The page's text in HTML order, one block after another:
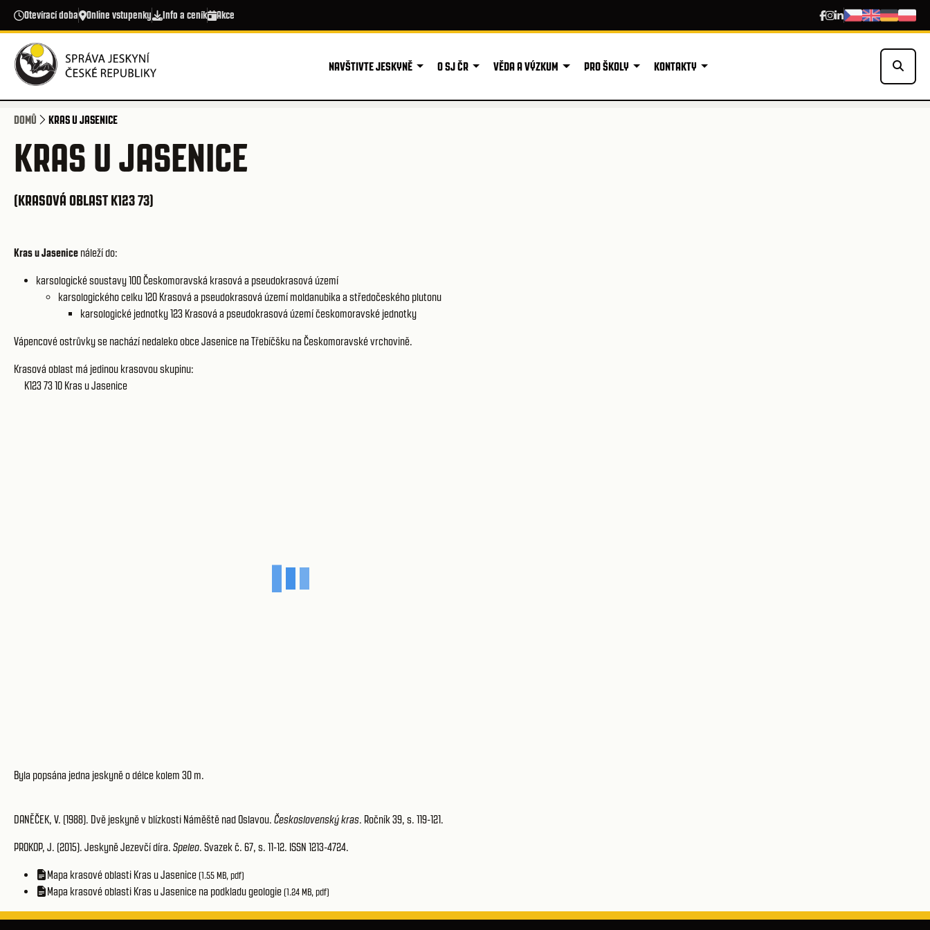
Přejít k hlavnímu obsahu
Otevírací doba Online vstupenky Info a ceník Akce
NAVŠTIVTE JESKYNĚ O SJ ČR VĚDA A VÝZKUM PRO ŠKOLY KONTAKTY
DOMŮ KRAS U JASENICE
KRAS U JASENICE
(KRASOVÁ OBLAST K123 73)
Kras u Jasenice náleží do:
karsologické soustavy 100Českomoravská krasová a pseudokrasová území
karsologického celku 120 Krasová a pseudokrasová území moldanubika a středočeského plutonu
karsologické jednotky 123 Krasová a pseudokrasová území českomoravské jednotky
Vápencové ostrůvky se nachází nedaleko obce Jasenice na Třebíčšku na Českomoravské vrchovině.
Krasová oblast má jedinou krasovou skupinu:
K123 73 10 Kras u Jasenice
Byla popsána jedna jeskyně o délce kolem 30 m.
DANĚČEK, V. (1988). Dvě jeskyně v blízkosti Náměště nad Oslavou. Československý kras. Ročník 39, s. 119-121.
PROKOP, J. (2015). Jeskyně Jezevčí díra. Speleo. Svazek č. 67, s. 11-12. ISSN 1213-4724.
Mapa krasové oblasti Kras u Jasenice(1.55 MB, pdf)
Mapa krasové oblasti Kras u Jasenice na podkladu geologie(1.24 MB, pdf)